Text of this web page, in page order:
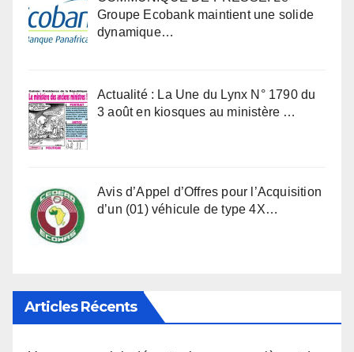
Groupe Ecobank maintient une solide
dynamique…
Actualité : La Une du Lynx N° 1790 du
3 août en kiosques au ministère …
Avis d’Appel d’Offres pour l’Acquisition
d’un (01) véhicule de type 4X…
Articles Récents